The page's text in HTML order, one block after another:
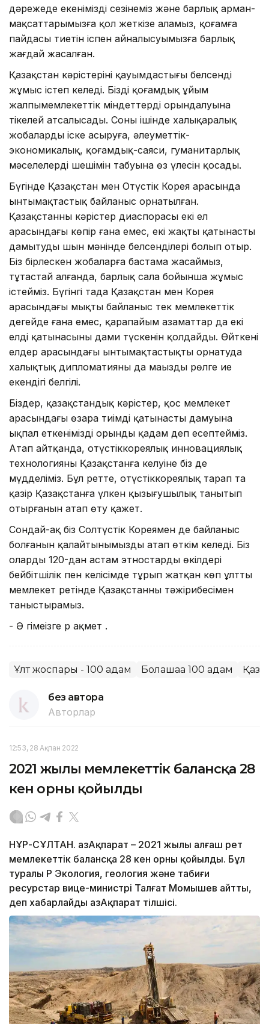
дәрежеде екенімізді сезінеміз және барлық арман-
мақсаттарымызға қол жеткізе аламыз, қоғамға
пайдасы тиетін іспен айналысуымызға барлық
жағдай жасалған.
Қазақстан кәрістерінің қауымдастығы белсенді
жұмыс істеп келеді. Біздің қоғамдық ұйым
жалпымемлекеттік міндеттердің орындалуына
тікелей атсалысады. Соның ішінде халықаралық
жобаларды іске асыруға, әлеуметтік-
экономикалық, қоғамдық-саяси, гуманитарлық
мәселелердің шешімін табуына өз үлесін қосады.
Бүгінде Қазақстан мен Оңтүстік Корея арасында
ынтымақтастық байланыс орнатылған.
Қазақстанның кәрістер диаспорасы екі ел
арасындағы көпір ғана емес, екі жақты қатынасты
дамытудың шын мәнінде белсенділері болып отыр.
Біз бірлескен жобаларға бастама жасаймыз,
тұтастай алғанда, барлық сала бойынша жұмыс
істейміз. Бүгінгі таңда Қазақстан мен Корея
арасындағы мықты байланыс тек мемлекеттік
деңгейде ғана емес, қарапайым азаматтар да екі
елдің қатынасының дами түскенін қолдайды. Өйткені
елдер арасындағы ынтымақтастықты орнатуда
халықтық дипломатияның да маңызды рөлге ие
екендігі белгілі.
Біздер, қазақстандық кәрістер, қос мемлекет
арасындағы өзара тиімді қатынастың дамуына
ықпал еткенімізді орынды қадам деп есептейміз.
Атап айтқанда, оңтүстіккореялық инновациялық
технологияның Қазақстанға келуіне біз де
мүдделіміз. Бұл ретте, оңтүстіккореялық тарап та
қазір Қазақстанға үлкен қызығушылық танытып
отырғанын атап өту қажет.
Сондай-ақ біз Солтүстік Кореямен де байланыс
болғанын қалайтынымызды атап өткім келеді. Біз
оларды 120-дан астам этностардың өкілдері
бейбітшілік пен келісімде тұрып жатқан көп ұлтты
мемлекет ретінде Қазақстанның тәжірибесімен
таныстырамыз.
- Ә ңгімеңізге р ақмет .
Ұлт жоспары - 100 қадам Болашаққа 100 қадам
без автора
Авторлар
12:53, 28 Ақпан 2022
2021 жылы мемлекеттік балансқа 28
кен орны қойылды
НҰР-СҰЛТАН. ҚазАқпарат – 2021 жылы алғаш рет
мемлекеттік балансқа 28 кен орны қойылды. Бұл
туралы ҚР Экология, геология және табиғи
ресурстар вице-министрі Талғат Момышев айтты,
деп хабарлайды ҚазАқпарат тілшісі.